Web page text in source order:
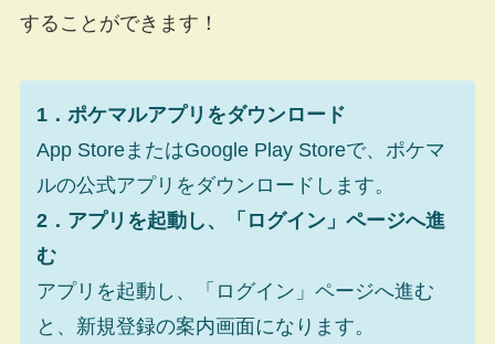
することができます！
1．ポケマルアプリをダウンロード
App StoreまたはGoogle Play Storeで、ポケマ
ルの公式アプリをダウンロードします。
2．アプリを起動し、「ログイン」ページへ進
む
アプリを起動し、「ログイン」ページへ進む
と、新規登録の案内画面になります。